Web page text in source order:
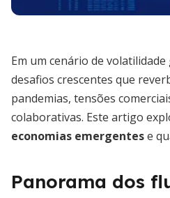
Em um cenário de
desafios crescentes que
pandemias, tensões
colaborativas. Este artigo
economias emergentese
Panorama dos